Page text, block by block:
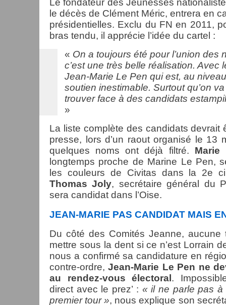
Le fondateur des Jeunesses
le décès de Clément Méric, entrera en
présidentielles. Exclu du FN en 2011,
bras tendu, il apprécie l’idée du cartel :
« On a toujours été pour l’union des
c’est une très belle réalisation. Avec
Jean-Marie Le Pen qui est, au
soutien inestimable. Surtout qu’on
trouver face à des candidats
»
La liste complète des candidats devrait
presse, lors d’un raout organisé le 13
quelques noms ont déjà filtré. Marie
longtemps proche de Marine Le Pen,
les couleurs de Civitas dans la 2e
Thomas Joly, secrétaire général du
sera candidat dans l’Oise.
JEAN-MARIE PAS CANDIDAT MAIS
Du côté des Comités Jeanne, aucune
mettre sous la dent si ce n’est Lorrain
nous a confirmé sa candidature en
contre-ordre,Jean-Marie Le Pen ne
au rendez-vous électoral .
direct avec le prez’ : « il ne parle pas
premier tour », nous explique son